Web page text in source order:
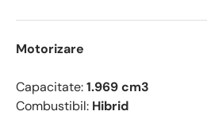
Motorizare
Capacitate:1.969 cm3
Combustibil: Hibrid